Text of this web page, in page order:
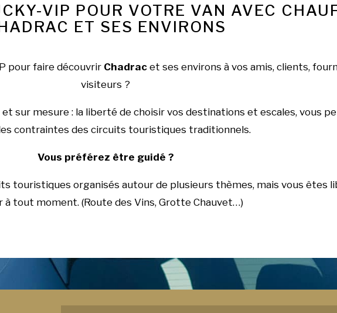
VIP POUR VOTRE VAN AVEC
ET SES ENVIRONS
pour faire découvrir Chadrac et ses environs à vos amis, clients,
visiteurs ?
sur mesure : la liberté de choisir vos destinations et escales, vous
contraintes des circuits touristiques traditionnels.
Vous préférez être guidé ?
touristiques organisés autour de plusieurs thèmes, mais vous êtes
à tout moment. (Route des Vins, Grotte Chauvet…)